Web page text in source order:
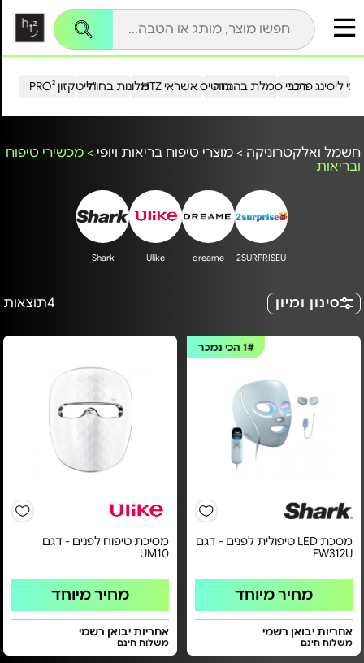
הייטקזון PRO²מלונות בחו"ל כרטיס אשראי HTZ ליסינג פרטירכבי סמלת בהנחה
חשמל ואלקטרוניקה > מוצרי טיפוח בריאות ויופי > מכשירי טיפוח
ובריאות
2SURPRISEU
dreame
Ulike
Shark
סינון ומיון 4תוצאות
1# הכי נמכר
מסכת LED טיפולית לפנים - דגם
FW312U
מחיר מיוחד
אחריות יבואן רשמי
משלוח חינם
מסיכת טיפוח לפנים - דגם
UM10
מחיר מיוחד
אחריות יבואן רשמי
משלוח חינם